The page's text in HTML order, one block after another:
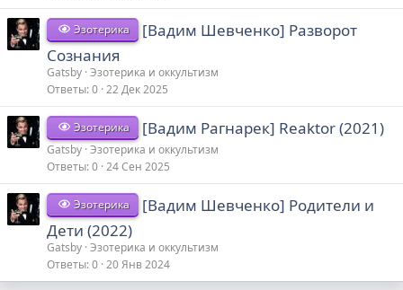
Эзотерика
[Вадим Шевченко] Разворот
Сознания
Gatsby Эзотерика и оккультизм
Ответы 0 22 Дек 2025
Эзотерика [Вадим Рагнарек] Reaktor (2021)
Gatsby Эзотерика и оккультизм
Ответы 0 24 Сен 2025
Эзотерика
[Вадим Шевченко] Родители и
Дети (2022)
Gatsby Эзотерика и оккультизм
Ответы 0 20 Янв 2024